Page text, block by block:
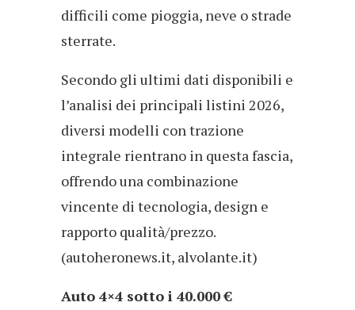
difficili come pioggia, neve o strade
sterrate.
Secondo gli ultimi dati disponibili e
l’analisi dei principali listini 2026,
diversi modelli con trazione
integrale rientrano in questa fascia,
offrendo una combinazione
vincente di tecnologia, design e
rapporto qualità/prezzo.
(autoheronews.it, alvolante.it)
Auto 4×4 sotto i 40.000 €